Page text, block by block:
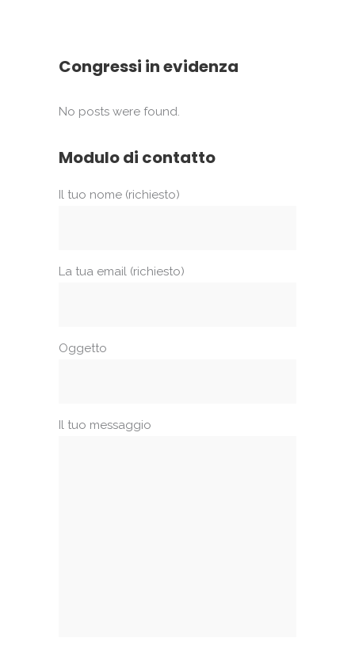
Congressi in evidenza
No posts were found.
Modulo di contatto
Il tuo nome (richiesto)
La tua email (richiesto)
Oggetto
Il tuo messaggio